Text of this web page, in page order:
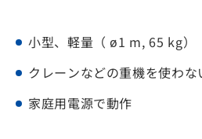
小型、軽量（ ø1 m, 65 kg）
クレーンなどの重機を使わ
家庭用電源で動作